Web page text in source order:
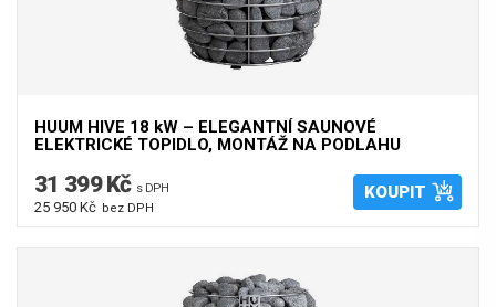
HUUM HIVE 18 kW – ELEGANTNÍ SAUNOVÉ
ELEKTRICKÉ TOPIDLO, MONTÁŽ NA PODLAHU
31 399 Kč s DPH
25 950 Kč bez DPH
KOUPIT